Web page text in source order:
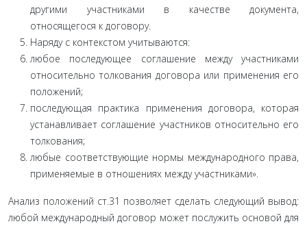
другими участниками в качестве документа,
относящегося к договору.
Наряду с контекстом учитываются:
любое последующее соглашение между участниками
относительно толкования договора или применения его
по­ложений;
последующая практика применения договора, которая
устанавливает соглашение участников относительно его
тол­кования;
любые соответствующие нормы международного пра­ва,
применяемые в отношениях между участниками».
Анализ положений ст.31 позволяет сделать следующий вывод:
любой международный договор может послужить ос­новой для